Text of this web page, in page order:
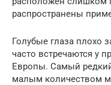
распространены
Голубые глаза плохо
часто встречаются у
Европы. Самый
малым количеством